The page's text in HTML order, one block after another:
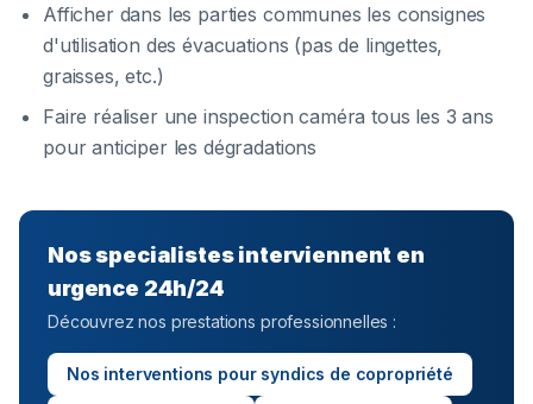
Afficher dans les parties communes les consignes
d'utilisation des évacuations (pas de lingettes,
graisses, etc.)
Faire réaliser une inspection caméra tous les 3 ans
pour anticiper les dégradations
Nos specialistes interviennent en
urgence 24h/24
Découvrez nos prestations professionnelles :
Nos interventions pour syndics de copropriété